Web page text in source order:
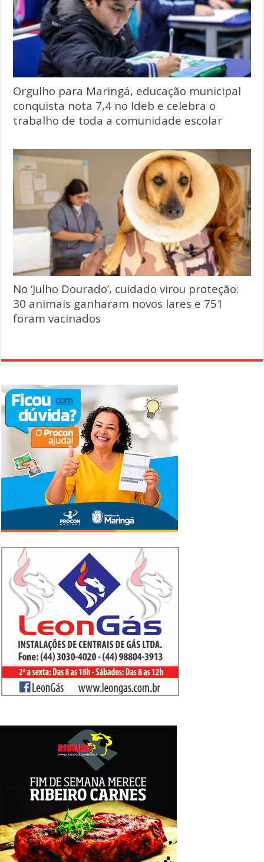
Orgulho para Maringá, educação municipal
conquista nota 7,4 no Ideb e celebra o
trabalho de toda a comunidade escolar
No ‘Julho Dourado’, cuidado virou proteção:
30 animais ganharam novos lares e 751
foram vacinados